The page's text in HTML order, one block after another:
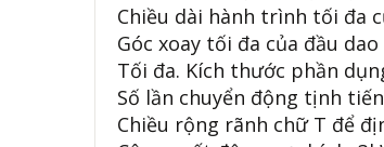
Chiều dài hành trình tối đa
Góc xoay tối đa của đầu dao
Tối đa. Kích thước phần
Số lần chuyển động tịnh
Chiều rộng rãnh chữ T để